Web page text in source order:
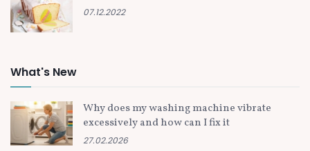
07.12.2022
What's New
Why does my washing machine vibrate
excessively and how can I fix it
27.02.2026